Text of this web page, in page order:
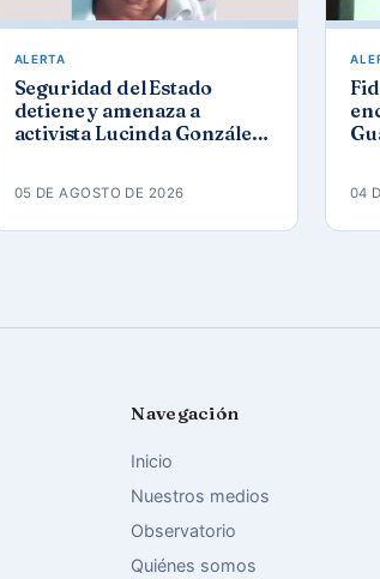
ALERTA
Seguridad del Estado
detiene y amenaza a
activista Lucinda González
05 DE AGOSTO DE 2026 04
Navegación
Inicio
Nuestros medios
Observatorio
Quiénes somos